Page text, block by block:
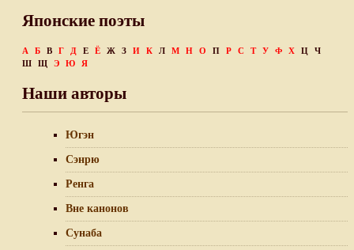
Японские поэты
А Б В Г Д Е Ё Ж З И К Л М Н О П Р С Т У Ф Х Ц
Ч
Ш
Щ Э Ю Я
Наши авторы
Югэн
Сэнрю
Ренга
Вне канонов
Сунаба